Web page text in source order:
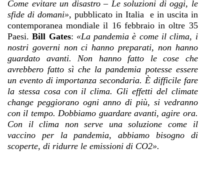
Come evitare un disastro – Le soluzioni di oggi, le
sfide di domani», pubblicato in Italia e in uscita in
contemporanea mondiale il 16 febbraio in oltre 35
Paesi.Bill Gates: «La pandemia è come il clima, i
nostri governi non ci hanno preparati, non hanno
guardato avanti. Non hanno fatto le cose che
avrebbero fatto sì che la pandemia potesse essere
un evento di importanza secondaria. È difficile fare
la stessa cosa con il clima. Gli effetti del climate
change peggiorano ogni anno di più, si vedranno
con il tempo. Dobbiamo guardare avanti, agire ora.
Con il clima non serve una soluzione come il
vaccino per la pandemia, abbiamo bisogno di
scoperte, di ridurre le emissioni di CO2».